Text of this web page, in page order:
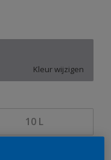
Kleur wijzigen
10 L